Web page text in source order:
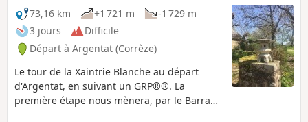
73,16 km
+1 721 m
-1 729 m
3 jours
Difficile
Départ à Argentat (Corrèze)
Le tour de la Xaintrie Blanche au départ
d'Argentat, en suivant un GRP®®. La
première étape nous mènera, par le Barrage